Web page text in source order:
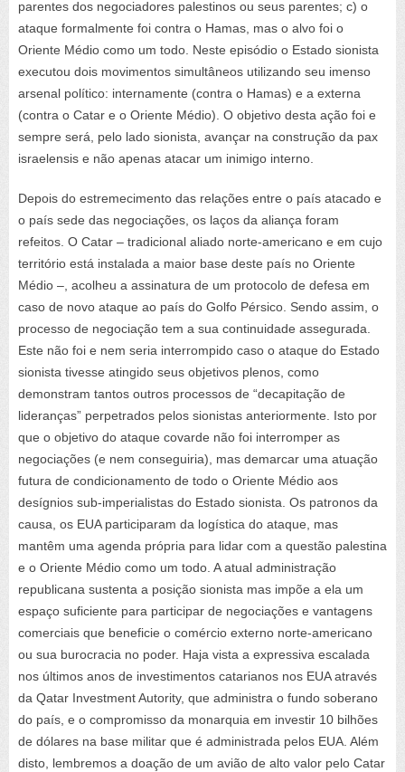
parentes dos negociadores palestinos ou seus parentes; c) o
ataque formalmente foi contra o Hamas, mas o alvo foi o
Oriente Médio como um todo. Neste episódio o Estado sionista
executou dois movimentos simultâneos utilizando seu imenso
arsenal político: internamente (contra o Hamas) e a externa
(contra o Catar e o Oriente Médio). O objetivo desta ação foi e
sempre será, pelo lado sionista, avançar na construção da pax
israelensis e não apenas atacar um inimigo interno.
Depois do estremecimento das relações entre o país atacado e
o país sede das negociações, os laços da aliança foram
refeitos. O Catar – tradicional aliado norte-americano e em cujo
território está instalada a maior base deste país no Oriente
Médio –, acolheu a assinatura de um protocolo de defesa em
caso de novo ataque ao país do Golfo Pérsico. Sendo assim, o
processo de negociação tem a sua continuidade assegurada.
Este não foi e nem seria interrompido caso o ataque do Estado
sionista tivesse atingido seus objetivos plenos, como
demonstram tantos outros processos de “decapitação de
lideranças” perpetrados pelos sionistas anteriormente. Isto por
que o objetivo do ataque covarde não foi interromper as
negociações (e nem conseguiria), mas demarcar uma atuação
futura de condicionamento de todo o Oriente Médio aos
desígnios sub-imperialistas do Estado sionista. Os patronos da
causa, os EUA participaram da logística do ataque, mas
mantêm uma agenda própria para lidar com a questão palestina
e o Oriente Médio como um todo. A atual administração
republicana sustenta a posição sionista mas impõe a ela um
espaço suficiente para participar de negociações e vantagens
comerciais que beneficie o comércio externo norte-americano
ou sua burocracia no poder. Haja vista a expressiva escalada
nos últimos anos de investimentos catarianos nos EUA através
da Qatar Investment Autority, que administra o fundo soberano
do país, e o compromisso da monarquia em investir 10 bilhões
de dólares na base militar que é administrada pelos EUA. Além
disto, lembremos a doação de um avião de alto valor pelo Catar